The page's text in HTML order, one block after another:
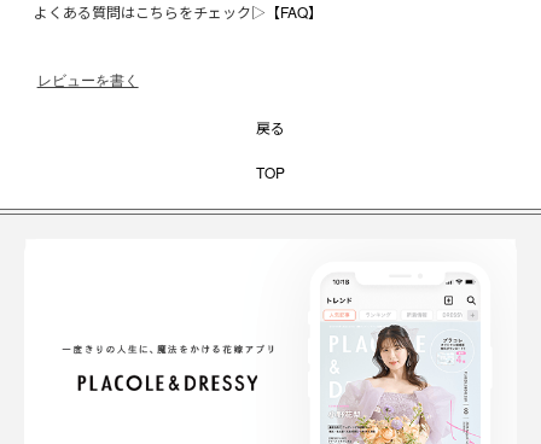
よくある質問はこちらをチェック▷ 【FAQ】
レビューを書く
戻る
TOP